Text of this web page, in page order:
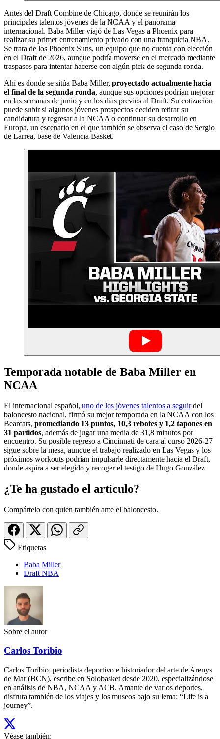
Antes del Draft Combine de Chicago, donde se reunirán los
principales talentos jóvenes de la NCAA y el panorama
internacional, Baba Miller viajó de Las Vegas a Phoenix para
realizar su primer entrenamiento privado con una franquicia NBA.
Se trata de los Phoenix Suns, un equipo que no cuenta con elección
en el Draft de 2026, aunque podría moverse en el mercado mediante
traspasos para intentar hacerse con algún pick de segunda ronda.
Ahí es donde se sitúa Baba Miller, proyectado actualmente hacia
el final de la segunda ronda, aunque sus opciones podrían mejorar
en las semanas de junio y en los días previos al Draft. Su cotización
puede subir si algunos jóvenes prospectos deciden retirar su
candidatura y regresar a la NCAA o continuar su desarrollo en
Europa, un escenario en el que también se observa el caso de Sergio
de Larrea, base de Valencia Basket.
Temporada notable de Baba Miller en
NCAA
El internacional español, uno de los jóvenes talentos a seguirdel
baloncesto nacional, firmó su mejor temporada en la NCAA con los
Bearcats, promediando 13 puntos, 10,3 rebotes y 1,2 tapones en
31 partidos, además de jugar una media de 31,8 minutos por
encuentro. Su posible regreso a Cincinnati de cara al curso 2026-27
sigue sobre la mesa, aunque el trabajo realizado en Las Vegas y los
próximos workouts podrían impulsarle directamente hacia el Draft,
donde aspira a ser elegido y recoger el testigo de Hugo González.
¿Te ha gustado el artículo?
Compártelo con quien también ame el baloncesto.
Etiquetas
Baba Miller
Draft NBA
Sobre el autor
Carlos Toribio
Carlos Toribio, periodista deportivo e historiador del arte de Arenys
de Mar (BCN), escribe en Solobasket desde 2020, especializándose
en análisis de NBA, NCAA y ACB. Amante de varios deportes,
disfruta también de los viajes y los museos bajo su lema: “Life is a
journey”.
Véase también: